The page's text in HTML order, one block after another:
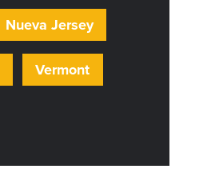
Nueva Jersey
Vermont